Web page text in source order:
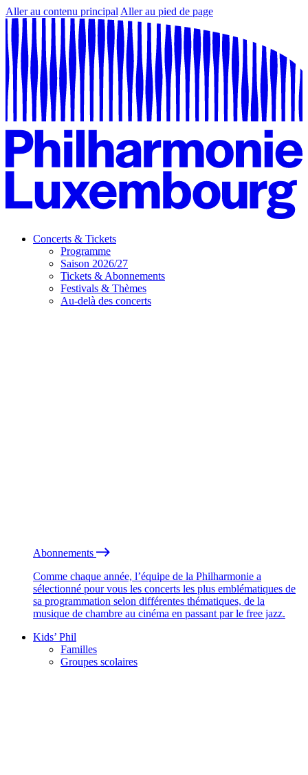
Aller au contenu principal Aller au pied de page
Concerts & Tickets
Programme
Saison 2026/27
Tickets & Abonnements
Festivals & Thèmes
Au-delà des concerts
Abonnements
Comme chaque année, l’équipe de la Philharmonie a
sélectionné pour vous les concerts les plus emblématiques de
sa programmation selon différentes thématiques, de la
musique de chambre au cinéma en passant par le free jazz.
Kids’ Phil
Familles
Groupes scolaires